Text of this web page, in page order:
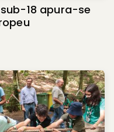
18 apura-se